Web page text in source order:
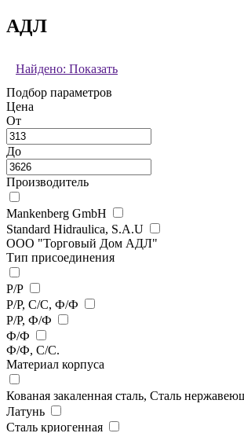
АДЛ
Найдено: Показать
Подбор параметров
Цена
От
До
Производитель
Mankenberg GmbH
Standard Hidraulica, S.A.U
ООО "Торговый Дом АДЛ"
Тип присоединения
Р/Р
Р/Р, С/С, Ф/Ф
Р/Р, Ф/Ф
Ф/Ф
Ф/Ф, С/С.
Материал корпуса
Кованая закаленная сталь, Сталь
Латунь
Сталь криогенная